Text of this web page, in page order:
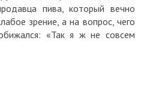
пива, который вечно
зрение, а на вопрос, чего
«Так я ж не совсем